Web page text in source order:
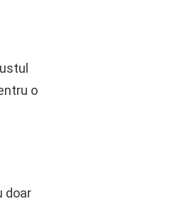
o
doar